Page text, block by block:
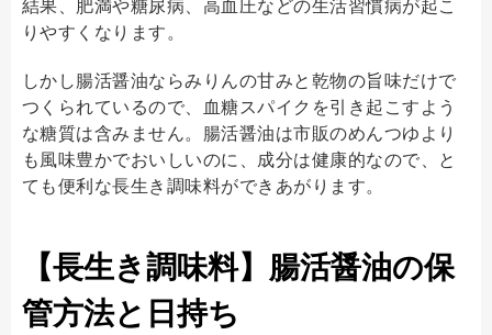
りやすくなります。
しかし腸活醤油ならみりんの甘みと乾物の旨味だけで
つくられているので、血糖スパイクを引き起こすよう
な糖質は含みません。腸活醤油は市販のめんつゆより
も風味豊かでおいしいのに、成分は健康的なので、と
ても便利な長生き調味料ができあがります。
【長生き調味料】腸活醤油の保
管方法と日持ち